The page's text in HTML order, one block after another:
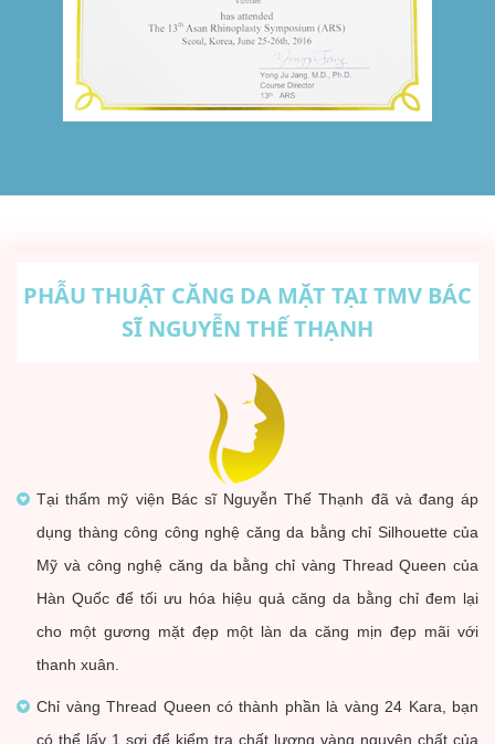
PHẪU THUẬT CĂNG DA MẶT TẠI TMV BÁC
SĨ NGUYỄN THẾ THẠNH
Tại thẩm mỹ viện Bác sĩ Nguyễn Thế Thạnh đã và đang áp
dụng thàng công công nghệ căng da bằng chỉ Silhouette của
Mỹ và công nghệ căng da bằng chỉ vàng Thread Queen của
Hàn Quốc để tối ưu hóa hiệu quả căng da bằng chỉ đem lại
cho một gương mặt đẹp một làn da căng mịn đẹp mãi với
thanh xuân.
Chỉ vàng Thread Queen có thành phần là vàng 24 Kara, bạn
có thể lấy 1 sợi để kiểm tra chất lượng vàng nguyên chất của